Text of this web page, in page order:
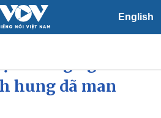
English
hung dã man